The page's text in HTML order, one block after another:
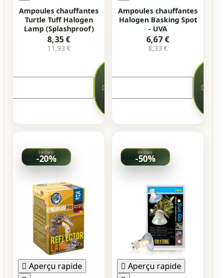
Ampoules chauffantes
Turtle Tuff Halogen
Lamp (Splashproof)
8,35 €
11,93 €

Ajouter
Ampoules chauffantes
Halogen Basking Spot
- UVA
6,67 €
8,33 €



-20%
 Aperçu rapide
-50%
 Aperçu rapide